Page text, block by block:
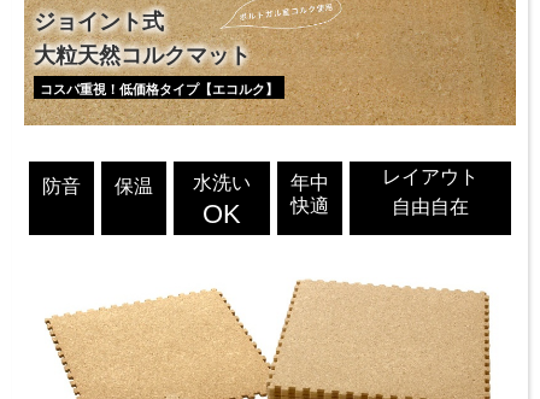
ジョイント式
大粒天然コルクマット
コスパ重視！低価格タイプ【エコルク】
防音 保温 水洗い
OK
年中
快適
レイアウト
自由自在